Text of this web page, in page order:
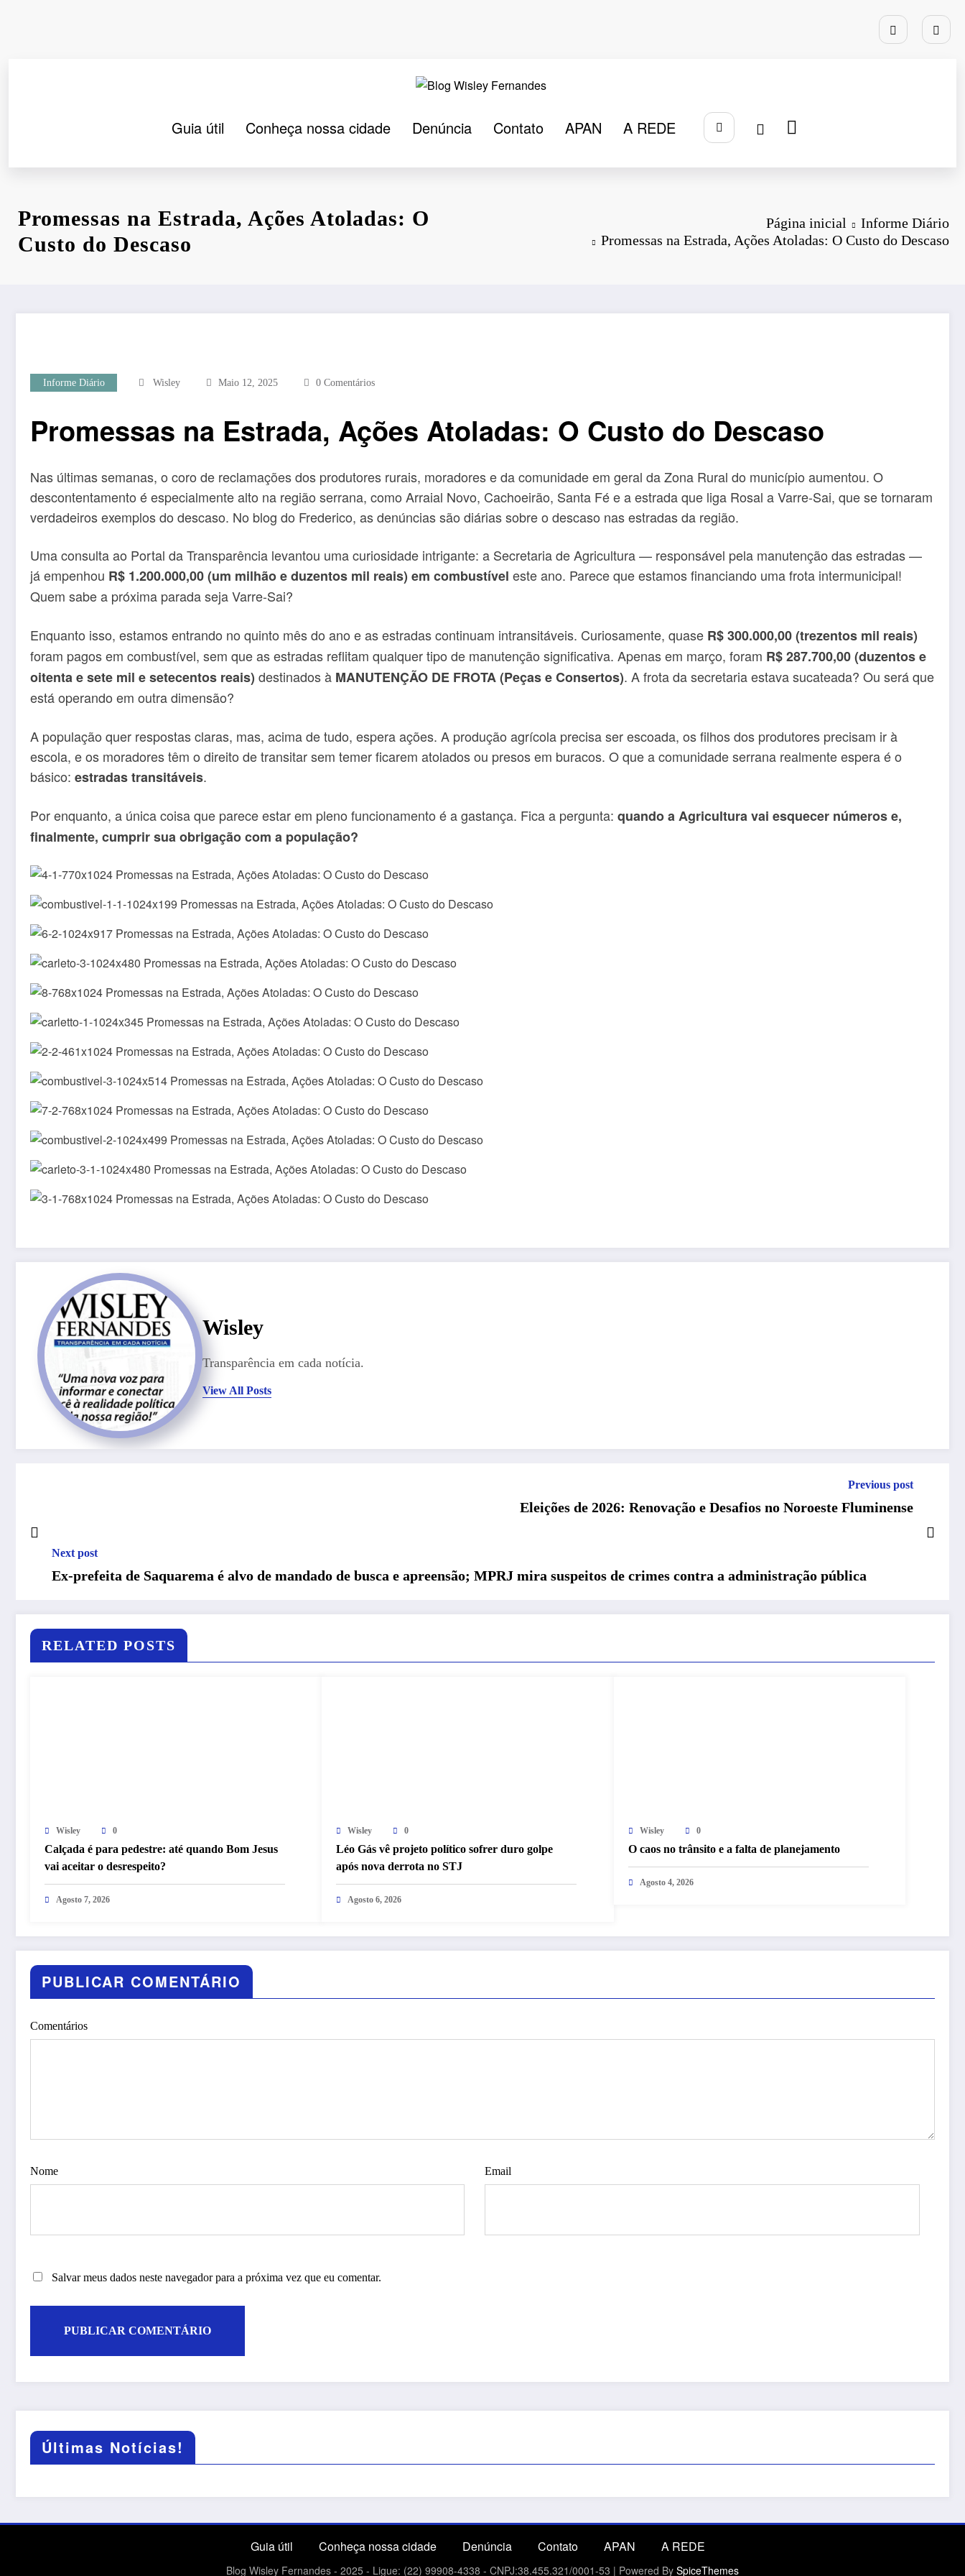
Guia útil Conheça nossa cidade Denúncia Contato APAN A REDE
Promessas na Estrada, Ações Atoladas: O
Custo do Descaso
Página inicial
Informe Diário
Promessas na Estrada, Ações Atoladas: O Custo do Descaso
Informe Diário Wisley Maio 12, 2025 0 Comentários
Promessas na Estrada, Ações Atoladas: O Custo do Descaso
Nas últimas semanas, o coro de reclamações dos produtores rurais, moradores e da comunidade em geral da Zona Rural do município aumentou. O
descontentamento é especialmente alto na região serrana, como Arraial Novo, Cachoeirão, Santa Fé e a estrada que liga Rosal a Varre-Sai, que se tornaram
verdadeiros exemplos do descaso. No blog do Frederico, as denúncias são diárias sobre o descaso nas estradas da região.
Uma consulta ao Portal da Transparência levantou uma curiosidade intrigante: a Secretaria de Agricultura — responsável pela manutenção das estradas —
já empenhou R$ 1.200.000,00 (um milhão e duzentos mil reais) em combustível este ano. Parece que estamos financiando uma frota intermunicipal!
Quem sabe a próxima parada seja Varre-Sai?
Enquanto isso, estamos entrando no quinto mês do ano e as estradas continuam intransitáveis. Curiosamente, quase R$ 300.000,00 (trezentos mil reais)
foram pagos em combustível, sem que as estradas reflitam qualquer tipo de manutenção significativa. Apenas em março, foram R$ 287.700,00 (duzentos e
oitenta e sete mil e setecentos reais) destinados à MANUTENÇÃO DE FROTA (Peças e Consertos). A frota da secretaria estava sucateada? Ou será que
está operando em outra dimensão?
A população quer respostas claras, mas, acima de tudo, espera ações. A produção agrícola precisa ser escoada, os filhos dos produtores precisam ir à
escola, e os moradores têm o direito de transitar sem temer ficarem atolados ou presos em buracos. O que a comunidade serrana realmente espera é o
básico: estradas transitáveis.
Por enquanto, a única coisa que parece estar em pleno funcionamento é a gastança. Fica a pergunta: quando a Agricultura vai esquecer números e,
finalmente, cumprir sua obrigação com a população?
Wisley
Transparência em cada notícia.
View All Posts
Previous post
Eleições de 2026: Renovação e Desafios no Noroeste Fluminense
Next post
Ex-prefeita de Saquarema é alvo de mandado de busca e apreensão; MPRJ mira suspeitos de crimes contra a administração pública
RELATED POSTS
Wisley 0
Calçada é para pedestre: até quando Bom Jesus
vai aceitar o desrespeito?
Agosto 7, 2026
Wisley 0
Léo Gás vê projeto político sofrer duro golpe
após nova derrota no STJ
Agosto 6, 2026
Wisley 0
O caos no trânsito e a falta de planejamento
Agosto 4, 2026
PUBLICAR COMENTÁRIO
Comentários
Nome Email
Salvar meus dados neste navegador para a próxima vez que eu comentar.
Últimas Notícias!
Guia útil Conheça nossa cidade Denúncia Contato APAN A REDE
Blog Wisley Fernandes - 2025 - Ligue: (22) 99908-4338 - CNPJ:38.455.321/0001-53 | Powered By SpiceThemes